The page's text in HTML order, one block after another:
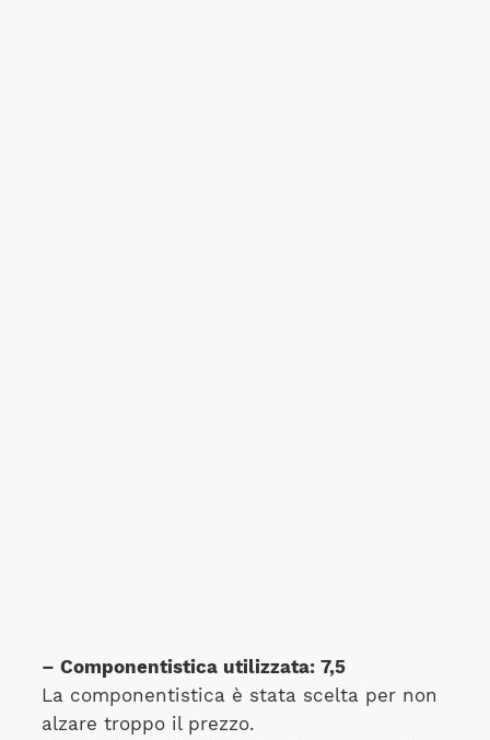
– Componentistica utilizzata: 7,5
La componentistica è stata scelta per non
alzare troppo il prezzo.